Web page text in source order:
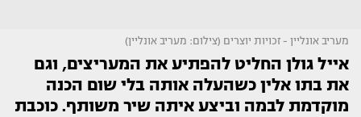
מעריב אונליין - זכויות יוצרים (צילום: מעריב אונליין)
אייל גולן החליט להפתיע את המעריצים, וגם
את בתו אלין כשהעלה אותה בלי שום הכנה
מוקדמת לבמה וביצע איתה שיר משותף. כוכבת